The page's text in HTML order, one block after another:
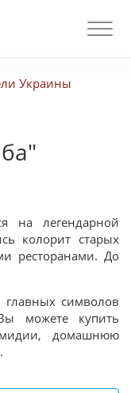
Украины
на легендарной
колорит старых
ресторанами. До
главных символов
можете купить
мидии, домашнюю